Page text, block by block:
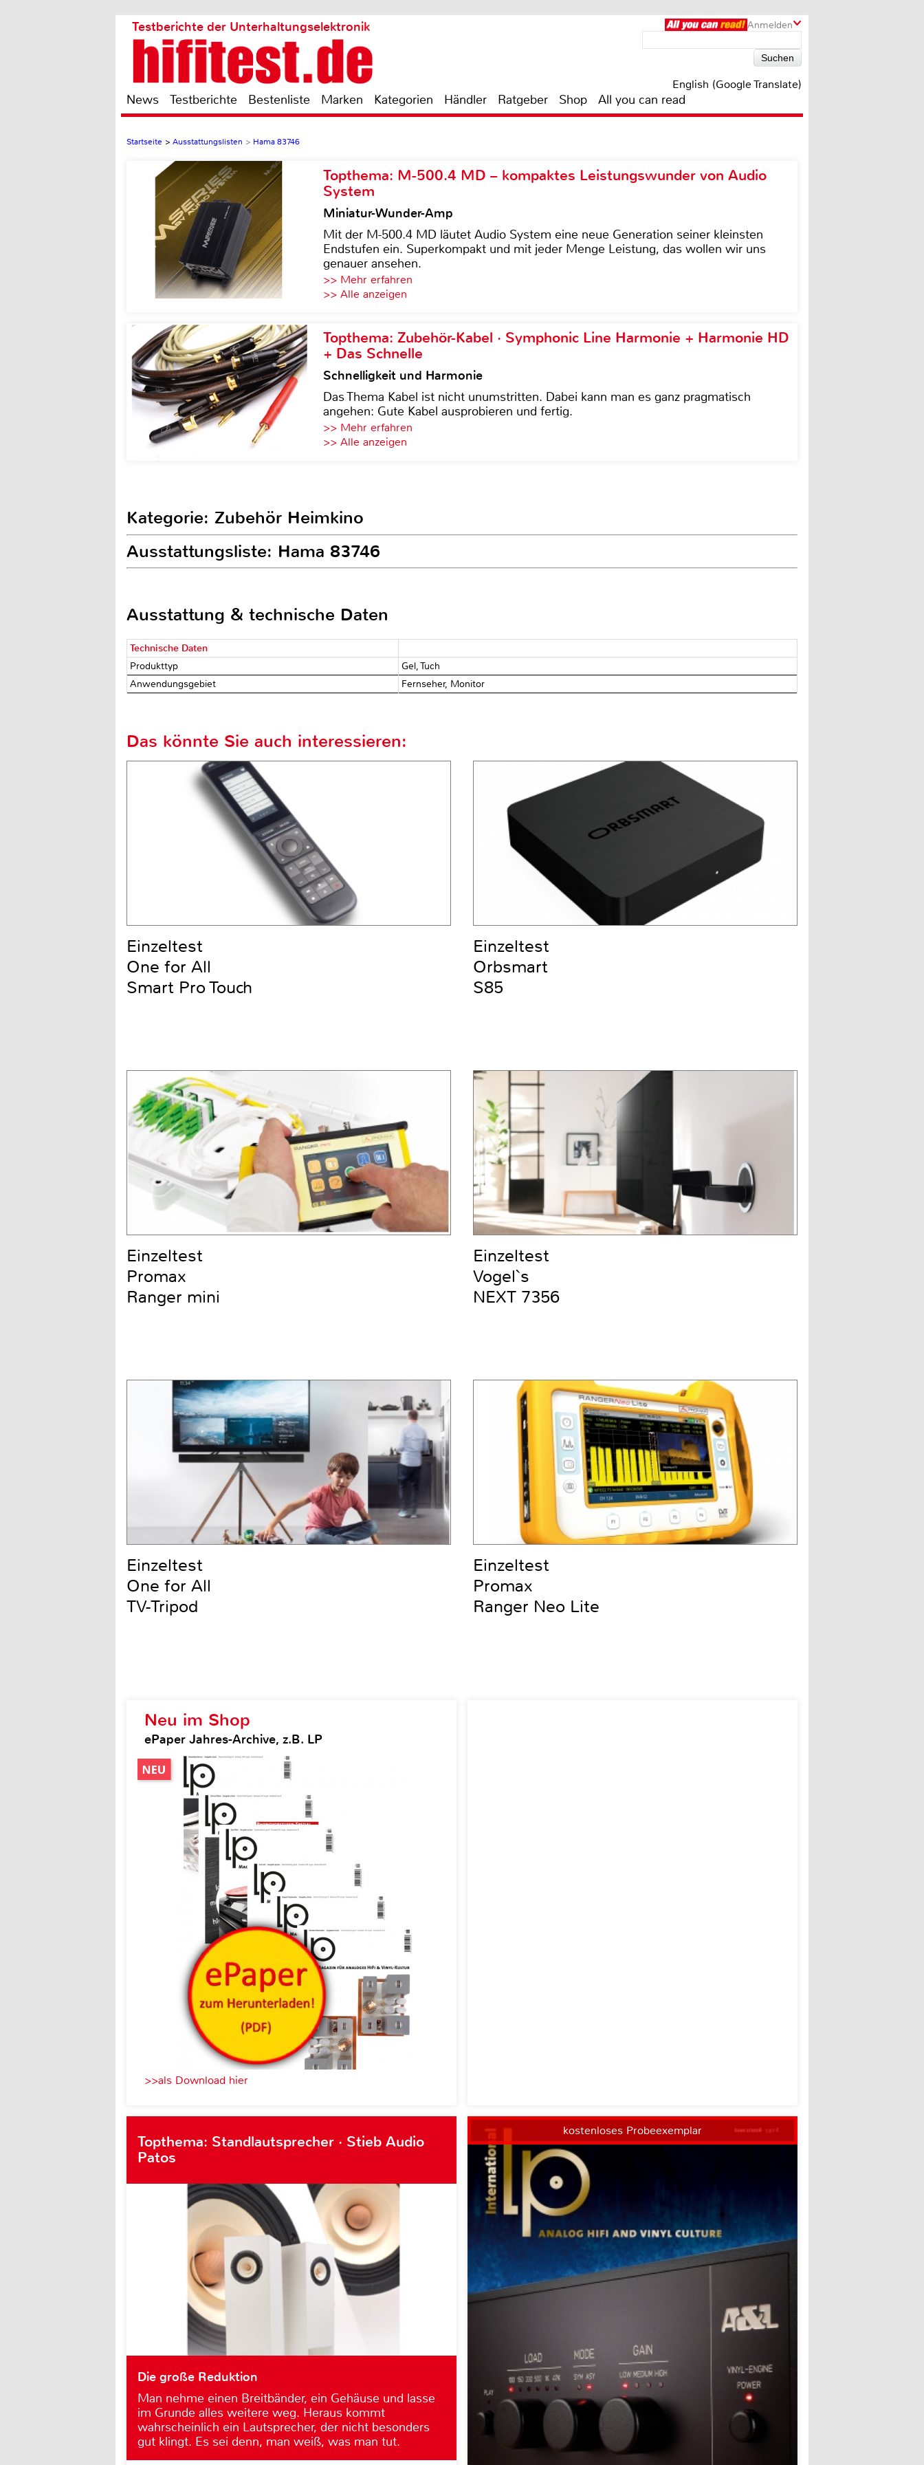
Anmelden
Testberichte der Unterhaltungselektronik
English (Google Translate)
News Testberichte Bestenliste Marken Kategorien Händler Ratgeber Shop All you can read
Startseite > Ausstattungslisten > Hama 83746
Topthema: M-500.4 MD – kompaktes Leistungswunder von Audio
System
Miniatur-Wunder-Amp
Mit der M-500.4 MD läutet Audio System eine neue Generation seiner kleinsten
Endstufen ein. Superkompakt und mit jeder Menge Leistung, das wollen wir uns
genauer ansehen.
>> Mehr erfahren
>> Alle anzeigen
Topthema: Zubehör-Kabel · Symphonic Line Harmonie + Harmonie HD
+ Das Schnelle
Schnelligkeit und Harmonie
Das Thema Kabel ist nicht unumstritten. Dabei kann man es ganz pragmatisch
angehen: Gute Kabel ausprobieren und fertig.
>> Mehr erfahren
>> Alle anzeigen
Kategorie: Zubehör Heimkino
Ausstattungsliste: Hama 83746
Ausstattung & technische Daten
Technische Daten
Produkttyp
Gel, Tuch
Anwendungsgebiet
Fernseher, Monitor
Neu im Shop
ePaper Jahres-Archive, z.B. LP
>>als Download hier
Topthema: Standlautsprecher · Stieb Audio
Patos
Die große Reduktion
Man nehme einen Breitbänder, ein Gehäuse und lasse
im Grunde alles weitere weg. Heraus kommt
wahrscheinlich ein Lautsprecher, der nicht besonders
gut klingt. Es sei denn, man weiß, was man tut.
kostenloses Probeexemplar
Das könnte Sie auch interessieren:
Einzeltest
One for All
Smart Pro Touch
Einzeltest
Orbsmart
S85
Einzeltest
Promax
Ranger mini
Einzeltest
Vogel`s
NEXT 7356
Einzeltest
One for All
TV-Tripod
Einzeltest
Promax
Ranger Neo Lite